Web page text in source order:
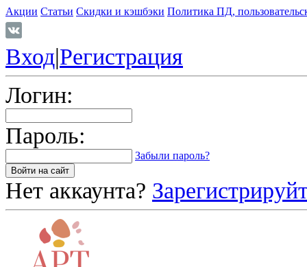
Акции Статьи Скидки и кэшбэки Политика ПД,
Вход|Регистрация
Логин:
Пароль:
Забыли пароль?
Нет аккаунта?